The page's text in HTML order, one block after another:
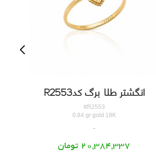
انگشتر طلا برگ کدR2553
#R2553
0.84 gr gold 18K
20,384,337 تومان